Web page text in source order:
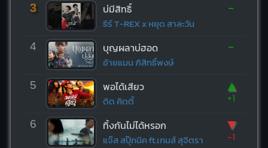
3 บ่มีสิทธิ์
ธีร์ T-REX x หยุด สาละวัน
-
4 บุญผลาบ่ฮอด
อ้ายแมน ภิสิทธิ์พงษ์
-
5 พอได้เสียว
ดิด คิตตี้
▲
+1
6 ทิ้งกันไม่ได้หรอก
แจ๊ส สปุ๊กนิค ft.เกมส์ สุจิตรา
▼
-1